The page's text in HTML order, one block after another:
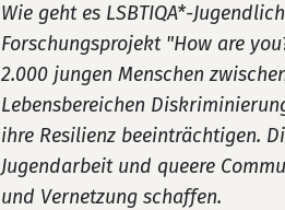
Wie geht es LSBTIQA*-
Forschungsprojekt "How are
2.000 jungen Menschen
Lebensbereichen
ihre Resilienz beeinträchtigen.
Jugendarbeit und queere
und Vernetzung schaffen.